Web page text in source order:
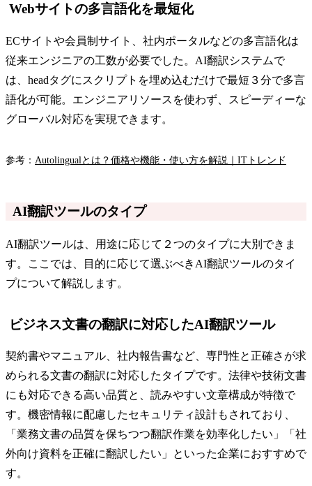
Webサイトの多言語化を最短化
ECサイトや会員制サイト、社内ポータルなどの多言語化は
従来エンジニアの工数が必要でした。AI翻訳システムで
は、headタグにスクリプトを埋め込むだけで最短３分で多言
語化が可能。エンジニアリソースを使わず、スピーディーな
グローバル対応を実現できます。
参考： Autolingualとは？価格や機能・使い方を解説｜ITトレンド
AI翻訳ツールのタイプ
AI翻訳ツールは、用途に応じて２つのタイプに大別できま
す。ここでは、目的に応じて選ぶべきAI翻訳ツールのタイ
プについて解説します。
ビジネス文書の翻訳に対応したAI翻訳ツール
契約書やマニュアル、社内報告書など、専門性と正確さが求
められる文書の翻訳に対応したタイプです。法律や技術文書
にも対応できる高い品質と、読みやすい文章構成が特徴で
す。機密情報に配慮したセキュリティ設計もされており、
「業務文書の品質を保ちつつ翻訳作業を効率化したい」「社
外向け資料を正確に翻訳したい」といった企業におすすめで
す。